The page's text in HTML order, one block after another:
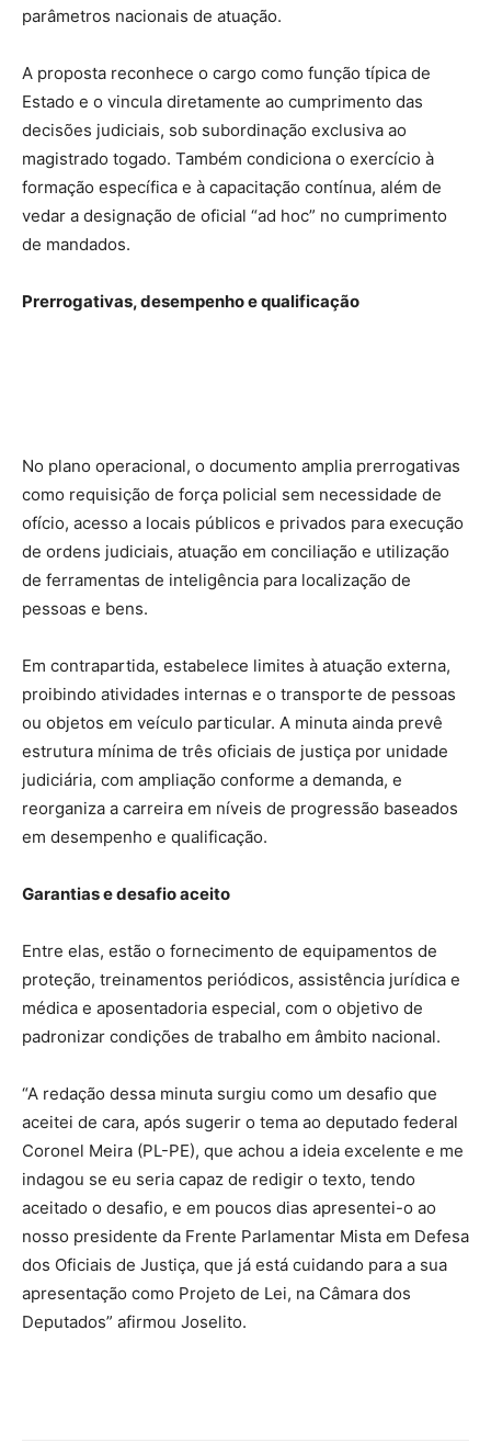
parâmetros nacionais de atuação.
A proposta reconhece o cargo como função típica de
Estado e o vincula diretamente ao cumprimento das
decisões judiciais, sob subordinação exclusiva ao
magistrado togado. Também condiciona o exercício à
formação específica e à capacitação contínua, além de
vedar a designação de oficial “ad hoc” no cumprimento
de mandados.
Prerrogativas, desempenho e qualificação
No plano operacional, o documento amplia prerrogativas
como requisição de força policial sem necessidade de
ofício, acesso a locais públicos e privados para execução
de ordens judiciais, atuação em conciliação e utilização
de ferramentas de inteligência para localização de
pessoas e bens.
Em contrapartida, estabelece limites à atuação externa,
proibindo atividades internas e o transporte de pessoas
ou objetos em veículo particular. A minuta ainda prevê
estrutura mínima de três oficiais de justiça por unidade
judiciária, com ampliação conforme a demanda, e
reorganiza a carreira em níveis de progressão baseados
em desempenho e qualificação.
Garantias e desafio aceito
Entre elas, estão o fornecimento de equipamentos de
proteção, treinamentos periódicos, assistência jurídica e
médica e aposentadoria especial, com o objetivo de
padronizar condições de trabalho em âmbito nacional.
“A redação dessa minuta surgiu como um desafio que
aceitei de cara, após sugerir o tema ao deputado federal
Coronel Meira (PL-PE), que achou a ideia excelente e me
indagou se eu seria capaz de redigir o texto, tendo
aceitado o desafio, e em poucos dias apresentei-o ao
nosso presidente da Frente Parlamentar Mista em Defesa
dos Oficiais de Justiça, que já está cuidando para a sua
apresentação como Projeto de Lei, na Câmara dos
Deputados” afirmou Joselito.